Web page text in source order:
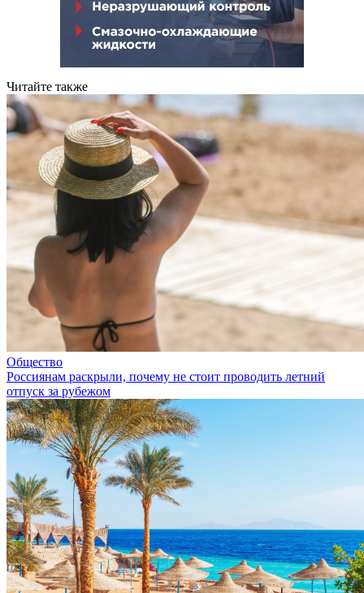
Читайте также
Общество
Россиянам раскрыли, почему не стоит проводить летний
отпуск за рубежом